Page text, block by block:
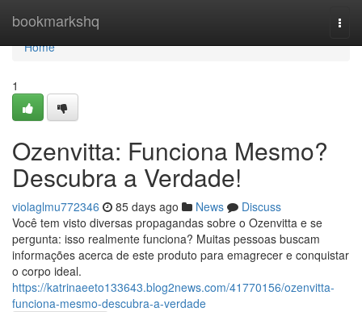
bookmarkshq
Home
Home
1
Ozenvitta: Funciona Mesmo?
Descubra a Verdade!
violaglmu772346 85 days ago News
Discuss
Você tem visto diversas propagandas sobre o Ozenvitta e se
pergunta: isso realmente funciona? Muitas pessoas buscam
informações acerca de este produto para emagrecer e conquistar
o corpo ideal.
https://katrinaeeto133643.blog2news.com/41770156/ozenvitta-
funciona-mesmo-descubra-a-verdade